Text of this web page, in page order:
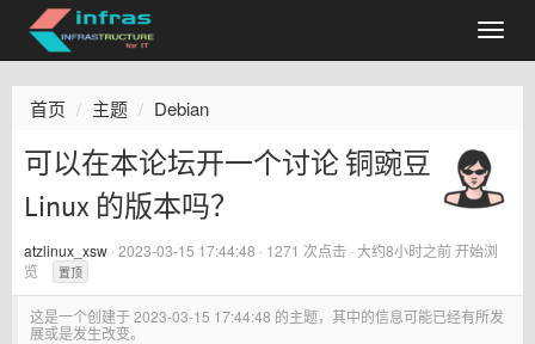
首页 主题 Debian
可以在本论坛开一个讨论 铜豌豆
Linux 的版本吗？
atzlinux_xsw · 2023-03-15 17:44:48 · 1271 次点击 · 大约8小时之前开始浏
览
置顶
这是一个创建于2023-03-15 17:44:48 的主题，其中的信息可能已经有所发
展或是发生改变。